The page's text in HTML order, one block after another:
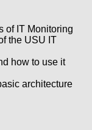
of IT Monitoring
the USU IT
how to use it
architecture